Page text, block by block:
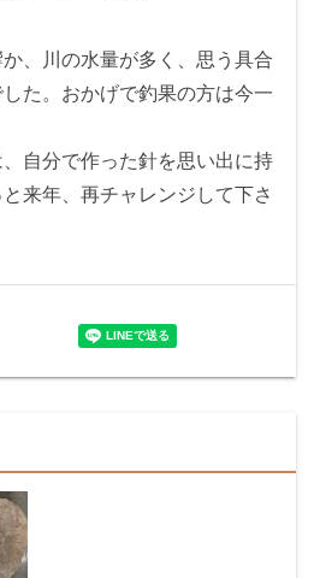
、川の水量が多く、思う具合
た。おかげで釣果の方は今一
自分で作った針を思い出に持
来年、再チャレンジして下さ